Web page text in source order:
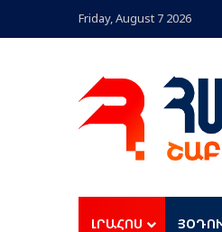
Friday, August 7 2026
ԼՐԱՀՈՍ